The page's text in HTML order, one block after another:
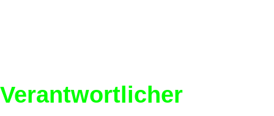
Verantwortlicher